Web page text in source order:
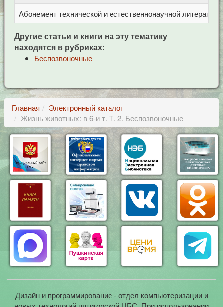
Абонемент технической и естественнонаучной литерат
Другие статьи и книги на эту тематику
находятся в рубриках:
Беспозвоночные
Главная
Электронный каталог
Жизнь животных: в 6-и т. Т. 2. Беспозвоночные
Дизайн и программирование - отдел компьютеризации и